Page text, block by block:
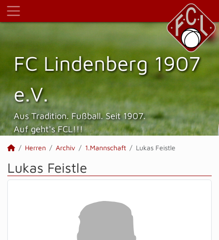
FC Lindenberg 1907
e.V.
Aus Tradition. Fußball. Seit 1907.
Auf geht's FCL!!!
Herren Archiv 1.Mannschaft Lukas Feistle
Lukas Feistle